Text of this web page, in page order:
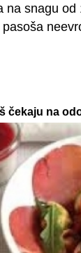
na snagu od
čekaju na